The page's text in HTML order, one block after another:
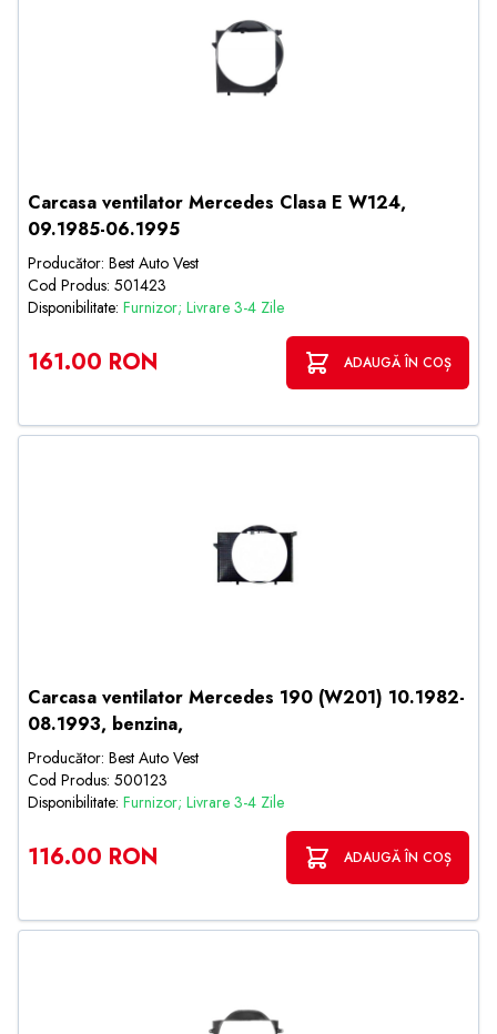
Carcasa ventilator Mercedes Clasa E W124,
09.1985-06.1995
Producător: Best Auto Vest
Cod Produs: 501423
Disponibilitate: Furnizor; Livrare 3-4 Zile
161.00 RON ADAUGĂ ÎN COȘ
Carcasa ventilator Mercedes 190 (W201) 10.1982-
08.1993, benzina,
Producător: Best Auto Vest
Cod Produs: 500123
Disponibilitate: Furnizor; Livrare 3-4 Zile
116.00 RON ADAUGĂ ÎN COȘ